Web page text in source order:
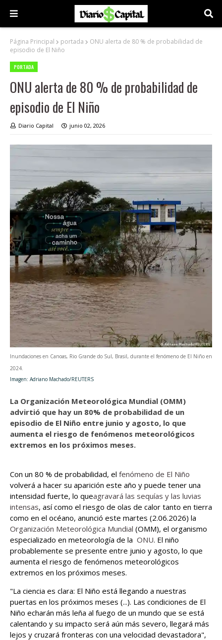
Página Principal portada
ONU alerta de 80 % de probabilidad de
episodio de El Niño
PORTADA
ONU alerta de 80 % de probabilidad de
episodio de El Niño
Diario Capital junio 02, 2026
Inundaciones en Canoas, Rio Grande do Sul, Brasil, durante el fenómeno de El Niño en
2024.
Imagen: Adriano Machado/REUTERS
La Organización Meteorológica Mundial (OMM)
advirtió que hay un 80% de probabilidad de un
episodio de El Niño entre junio y agosto, lo que
aumenta el riesgo de fenómenos meteorológicos
extremos en los próximos meses.
Con un 80 % de probabilidad, el fenómeno de El Niño
volverá a hacer su aparición este año y puede tener una
intensidad fuerte, lo queagravará las sequías y las luvias
intensas, así como el riesgo de olas de calor tanto en tierra
como en el océano, anunció este martes (2.06.2026) la
Organización Meteorológica Mundial (OMM), el organismo
especializado en meteorología de la ONU. El niño
probablemente se presente entre junio y agosto, lo que
aumenta el riesgo de fenómenos meteorológicos
extremos en los próximos meses.
"La ciencia es clara: El Niño está llegando a nuestras
puertas en los próximos meses (...). Las condiciones de El
Niño echarán más leña al fuego de un mundo que se está
calentando y su impacto será aún más severo, llegará más
lejos y cruzará fronteras con una velocidad devastadora",